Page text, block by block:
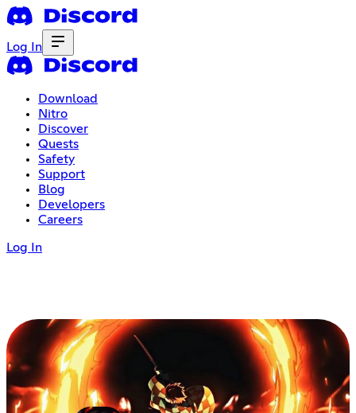
Log In
Download
Nitro
Discover
Quests
Safety
Support
Blog
Developers
Careers
Log In